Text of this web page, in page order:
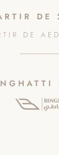
DE
DE AED